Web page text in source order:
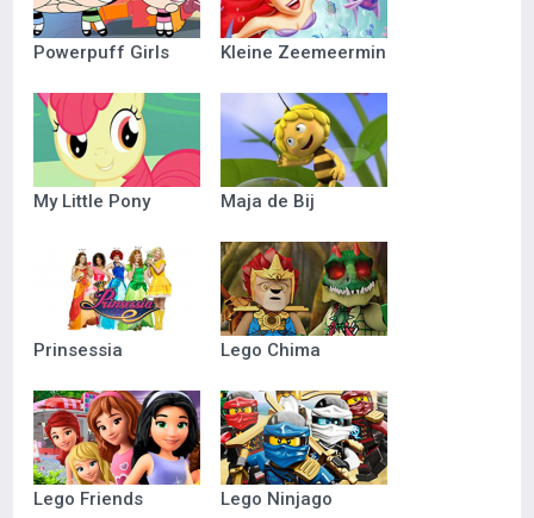
Powerpuff Girls Kleine Zeemeermin
My Little Pony Maja de Bij
Prinsessia Lego Chima
Lego Friends Lego Ninjago